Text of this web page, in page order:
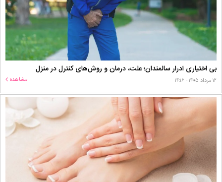
بی اختیاری ادرار سالمندان؛ علت، درمان و روش‌های کنترل در منزل
۱۲ مرداد ۱۴۰۵ - ۱۴:۱۶ مشاهده